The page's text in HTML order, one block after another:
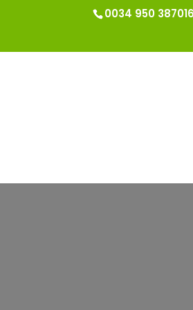
0034 950